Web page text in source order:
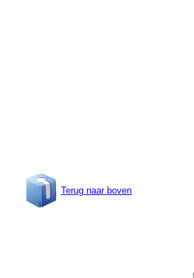
Terug naar boven